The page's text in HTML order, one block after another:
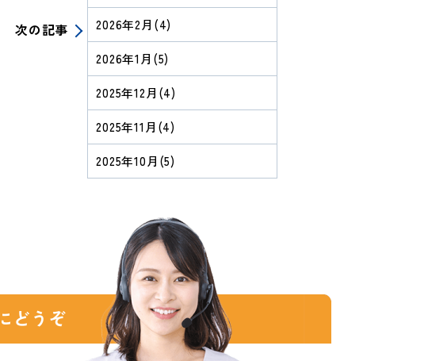
次の記事 2026年2月 (4)
2026年1月 (5)
2025年12月 (4)
2025年11月 (4)
2025年10月 (5)